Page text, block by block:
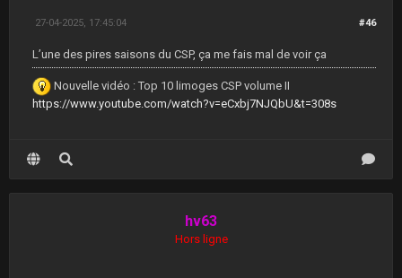
#46
27-04-2025, 17:45:04
L’une des pires saisons du CSP, ça me fais mal de voir ça
Nouvelle vidéo : Top 10 limoges CSP volume II
https://www.youtube.com/watch?v=eCxbj7NJQbU&t=308s
hv63
Hors ligne